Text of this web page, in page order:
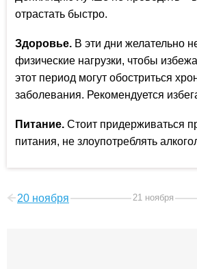
отрастать быстро.
Здоровье. В эти дни желательно
физические нагрузки, чтобы
этот период могут обостриться
заболевания. Рекомендуется
Питание. Стоит придерживаться
питания, не злоупотреблять
20 ноября 21 ноября